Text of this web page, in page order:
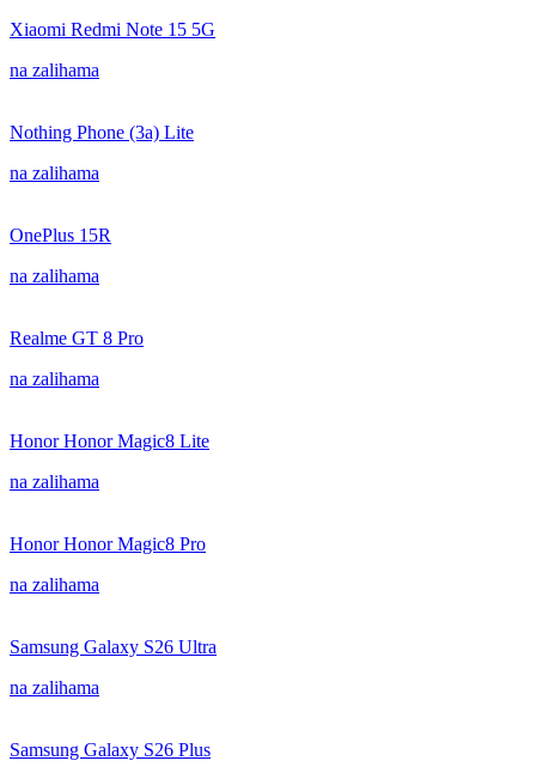
Xiaomi Redmi Note 15 5G
na zalihama
Nothing Phone (3a) Lite
na zalihama
OnePlus 15R
na zalihama
Realme GT 8 Pro
na zalihama
Honor Honor Magic8 Lite
na zalihama
Honor Honor Magic8 Pro
na zalihama
Samsung Galaxy S26 Ultra
na zalihama
Samsung Galaxy S26 Plus